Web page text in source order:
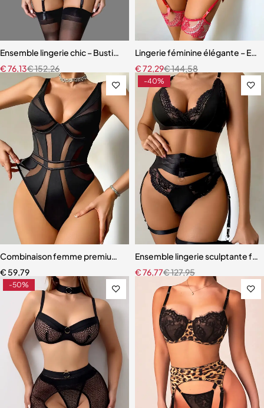
Ensemble lingerie chic – Bustier sculptant avec porte-jarretelles et
€152,26
€76,13
Lingerie féminine élégante –
€144,58
€72,29
Combinaison femme premium – Design moderne avec effet galbant
€ 59,79
-40%
Ensemble lingerie sculptante
€127,95
€76,77
-50%